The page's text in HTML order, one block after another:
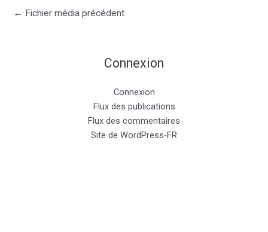
← Fichier média précédent
Connexion
Connexion
Flux des publications
Flux des commentaires
Site de WordPress-FR